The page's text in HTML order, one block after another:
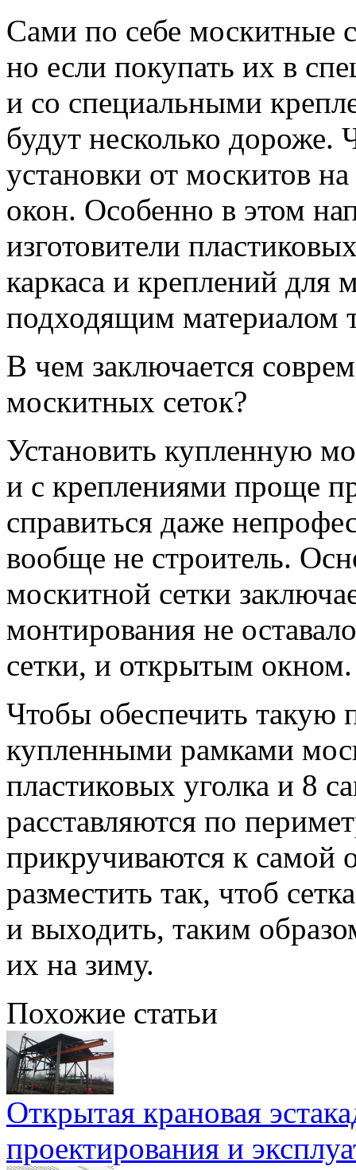
Сами по себе москитные
но если покупать их в
и со специальными
будут несколько дороже.
установки от москитов
окон. Особенно в этом
изготовители
каркаса и креплений для
подходящим материалом
В чем заключается
москитных сеток?
Установить купленную
и с креплениями проще
справиться даже
вообще не строитель.
москитной сетки
монтирования не
сетки, и открытым окном.
Чтобы обеспечить такую
купленными рамками
пластиковых уголка и 8
расставляются по
прикручиваются к самой
разместить так, чтоб
и выходить, таким
их на зиму.
Похожие статьи
Открытая крановая
проектирования и